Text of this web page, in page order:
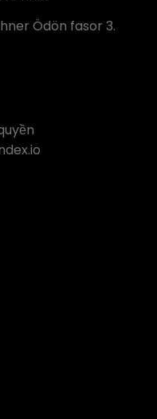
Ödön fasor 3.